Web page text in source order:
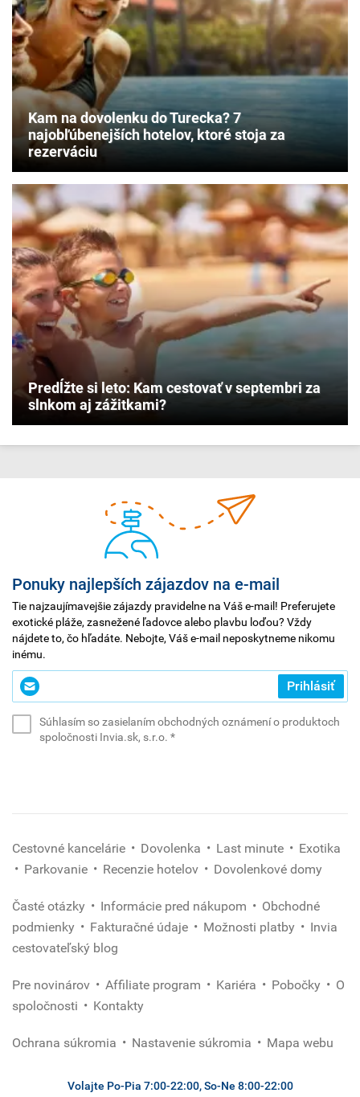
Kam na dovolenku do Turecka? 7
najobľúbenejších hotelov, ktoré stoja za
rezerváciu
Predĺžte si leto: Kam cestovať v septembri za
slnkom aj zážitkami?
Ponuky najlepších zájazdov na e-mail
Tie najzaujímavejšie zájazdy pravidelne na Váš e-mail! Preferujete
exotické pláže, zasnežené ľadovce alebo plavbu loďou? Vždy
nájdete to, čo hľadáte. Nebojte, Váš e-mail neposkytneme nikomu
inému.
Zadajte
svoj
Prihlásiť
Súhlasím so zasielaním obchodných oznámení o produktoch
spoločnosti Invia.sk, s.r.o. *(povinné)
Cestovné kancelárie Dovolenka Last minute
Exotika
Parkovanie
Recenzie hotelov Dovolenkové domy
Časté otázky Informácie pred nákupom
Obchodné
podmienky
Fakturačné údaje Možnosti platby
Invia
cestovateľský blog
Pre novinárov Affiliate program Kariéra Pobočky
O
spoločnosti
Kontakty
Ochrana súkromia Nastavenie súkromia Mapa webu
Volajte Po-Pia 7:00-22:00, So-Ne 8:00-22:00